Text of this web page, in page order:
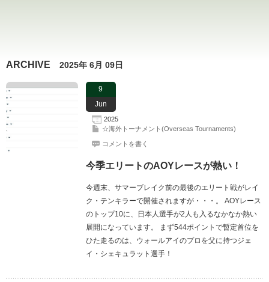
ARCHIVE 2025年 6月 09日
9
Jun
2025
☆海外トーナメント(Overseas Tournaments)
コメントを書く
今季エリートのAOYレースが熱い！
今週末、サマーブレイク前の最後のエリート戦がレイ
ク・テンキラーで開催されますが・・・。 AOYレース
のトップ10に、日本人選手が2人も入るなかなか熱い
展開になっています。 まず544ポイントで暫定首位を
ひた走るのは、ウォールアイのプロを父に持つジェ
イ・シェキュラット選手！